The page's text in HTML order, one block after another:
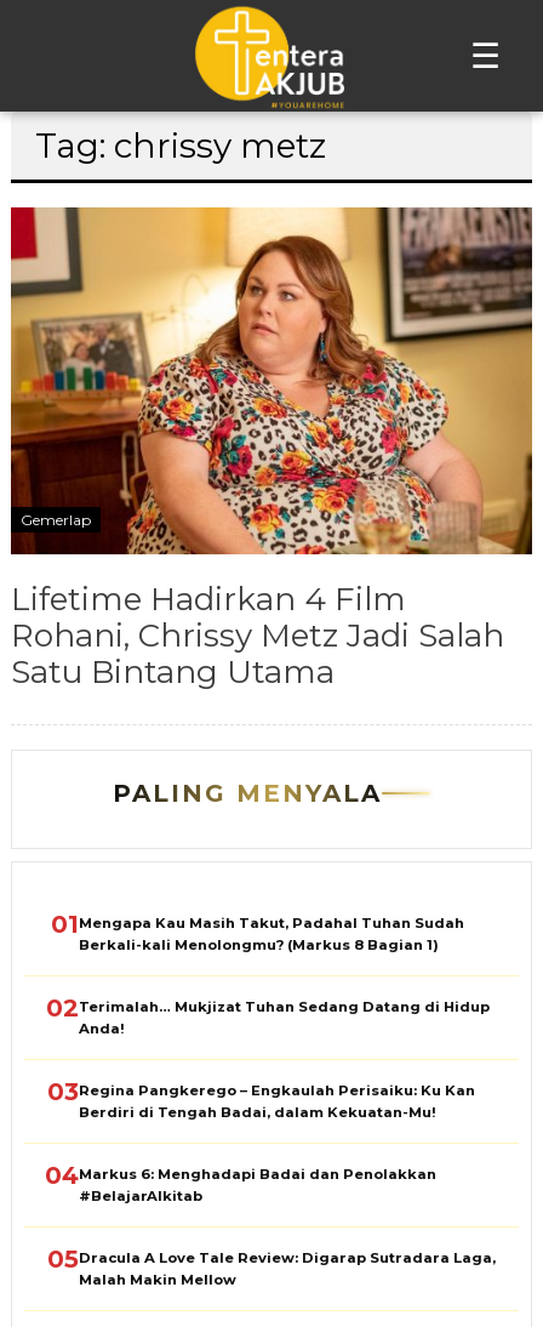
☰
Lompat
Tag: chrissy metz
Gemerlap
Lifetime Hadirkan 4 Film
Rohani, Chrissy Metz Jadi Salah
Satu Bintang Utama
PALING MENYALA
01Mengapa Kau Masih Takut, Padahal Tuhan Sudah
Berkali-kali Menolongmu? (Markus 8 Bagian 1)
02Terimalah… Mukjizat Tuhan Sedang Datang di Hidup
Anda!
03Regina Pangkerego – Engkaulah Perisaiku: Ku Kan
Berdiri di Tengah Badai, dalam Kekuatan-Mu!
04Markus 6: Menghadapi Badai dan Penolakkan
#BelajarAlkitab
05Dracula A Love Tale Review: Digarap Sutradara Laga,
Malah Makin Mellow